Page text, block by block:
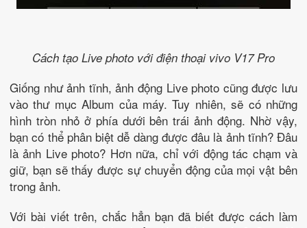
Cách tạo Live photo với điện thoại vivo V17 Pro
Giống như ảnh tĩnh, ảnh động Live photo cũng được lưu
vào thư mục Album của máy. Tuy nhiên, sẽ có những
hình tròn nhỏ ở phía dưới bên trái ảnh động. Nhờ vậy,
bạn có thể phân biệt dễ dàng được đâu là ảnh tĩnh? Đâu
là ảnh Live photo? Hơn nữa, chỉ với động tác chạm và
giữ, bạn sẽ thấy được sự chuyển động của mọi vật bên
trong ảnh.
Với bài viết trên, chắc hẳn bạn đã biết được cách làm